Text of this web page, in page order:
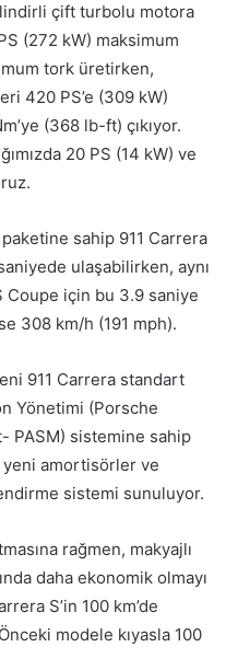
çift turbolu motora
(272 kW) maksimum
tork üretirken,
420 PS’e (309 kW)
(368 lb-ft) çıkıyor.
20 PS (14 kW) ve
sahip 911 Carrera
ulaşabilirken, aynı
Coupe için bu 3.9 saniye
308 km/h (191 mph).
911 Carrera standart
Yönetimi (Porsche
PASM) sistemine sahip
amortisörler ve
sistemi sunuluyor.
rağmen, makyajlı
daha ekonomik olmayı
S’in 100 km’de
modele kıyasla 100